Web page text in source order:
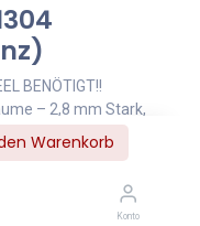
Warenkorb
Konto
BENÖTIGT!!
– 2,8 mm Stark,
Montieren
stark, Format: 122 x
Nassraum